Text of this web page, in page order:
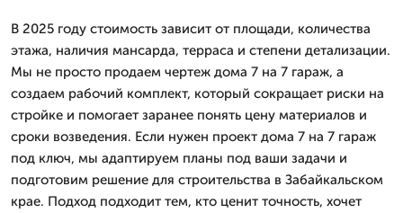
В 2025 году стоимость зависит от площади, количества
этажа, наличия мансарда, терраса и степени детализации.
Мы не просто продаем чертеж дома 7 на 7 гараж, а
создаем рабочий комплект, который сокращает риски на
стройке и помогает заранее понять цену материалов и
сроки возведения. Если нужен проект дома 7 на 7 гараж
под ключ, мы адаптируем планы под ваши задачи и
подготовим решение для строительства в Забайкальском
крае. Подход подходит тем, кто ценит точность, хочет